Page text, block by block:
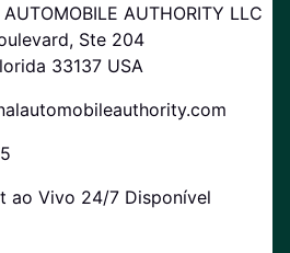
AUTHORITY LLC
Ste 204
33137 USA
ao Vivo 24/7 Disponível